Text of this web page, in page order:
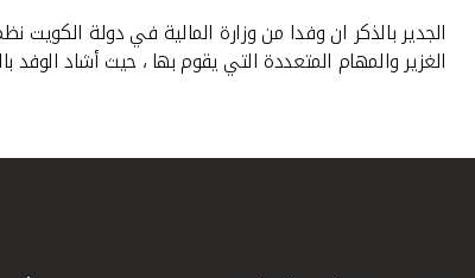
الجدير بالذكر ان وفدا من وزارة المالية في دولة الكويت
الغزير والمهام المتعددة التي يقوم بها ، حيث أشاد الوفد